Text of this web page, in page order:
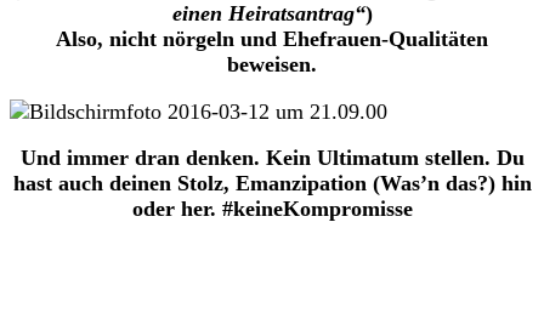
einen Heiratsantrag“)
Also, nicht nörgeln und Ehefrauen-Qualitäten
beweisen.
Und immer dran denken. Kein Ultimatum stellen. Du
hast auch deinen Stolz, Emanzipation (Was’n das?) hin
oder her. #keineKompromisse